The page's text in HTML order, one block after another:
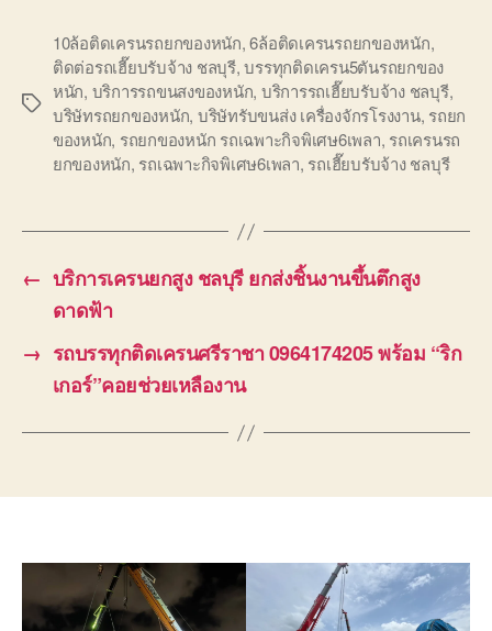
Tags
10ล้อติดเครนรถยกของหนัก,6ล้อติดเครนรถยกของหนัก,
ติดต่อรถเฮี๊ยบรับจ้าง ชลบุรี,บรรทุกติดเครน5ตันรถยกของ
หนัก, บริการรถขนสงของหนัก, บริการรถเฮี๊ยบรับจ้าง ชลบุรี,
บริษัทรถยกของหนัก, บริษัทรับขนส่ง เครื่องจักรโรงงาน, รถยก
ของหนัก, รถยกของหนัก รถเฉพาะกิจพิเศษ6เพลา, รถเครนรถ
ยกของหนัก, รถเฉพาะกิจพิเศษ6เพลา, รถเฮี๊ยบรับจ้าง ชลบุรี
← บริการเครนยกสูง ชลบุรี ยกส่งชิ้นงานขึ้นตึกสูง
ดาดฟ้า
→ รถบรรทุกติดเครนศรีราชา 0964174205 พร้อม “ริก
เกอร์”คอยช่วยเหลืองาน